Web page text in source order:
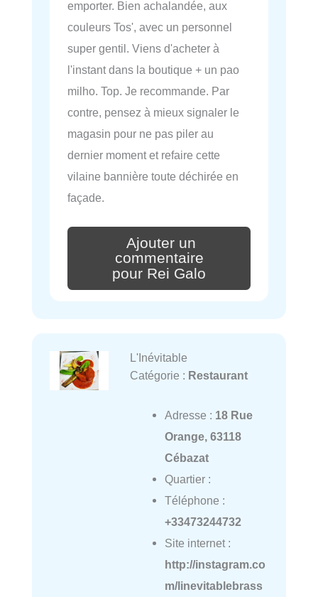
emporter. Bien achalandée, aux
couleurs Tos', avec un personnel
super gentil. Viens d'acheter à
l'instant dans la boutique + un pao
milho. Top. Je recommande. Par
contre, pensez à mieux signaler le
magasin pour ne pas piler au
dernier moment et refaire cette
vilaine bannière toute déchirée en
façade.
Ajouter un
commentaire
pour Rei Galo
L'Inévitable
Catégorie : Restaurant
Adresse : 18 Rue
Orange, 63118
Cébazat
Quartier :
Téléphone :
+33473244732
Site internet :
http://instagram.co
m/linevitablebrass